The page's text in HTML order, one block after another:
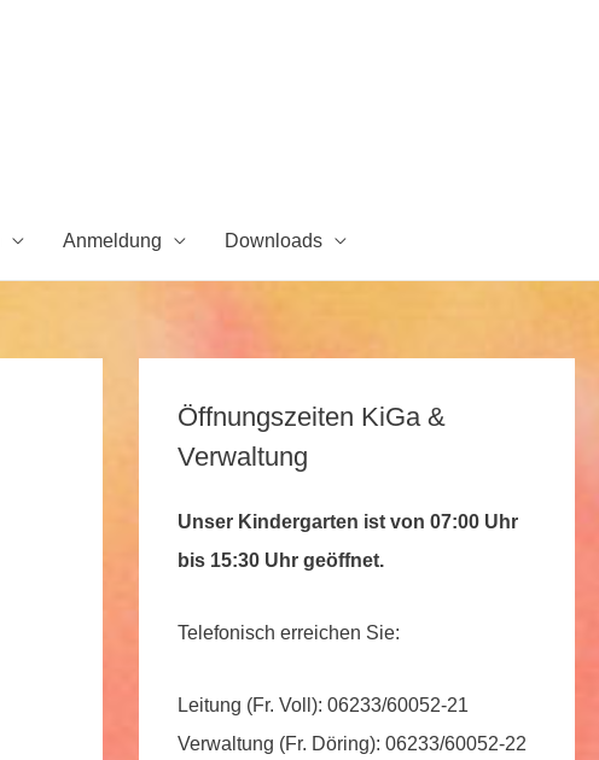
Anmeldung Downloads
Öffnungszeiten KiGa &
Verwaltung
Unser Kindergarten ist von 07:00 Uhr
bis 15:30 Uhr geöffnet.
Telefonisch erreichen Sie:
Leitung (Fr. Voll): 06233/60052-21
Verwaltung (Fr. Döring): 06233/60052-22